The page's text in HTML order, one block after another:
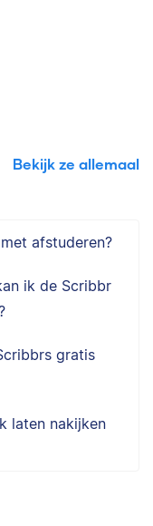
Bekijk ze allemaal
afstuderen?
ik de Scribbr
gratis
laten nakijken